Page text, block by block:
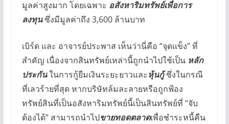
มูลค่าสูงมาก โดยเฉพาะ อสังหาริมทรัพย์เพื่อการ
ลงทุนซึ่งมีมูลค่าถึง 3,600 ล้านบาท
เบิร์ด และ อาจารย์ประพาส เห็นว่านี่คือ “จุดแข็ง” ที่
สำคัญ เนื่องจากสินทรัพย์เหล่านี้ถูกนำไปใช้เป็น หลัก
ประกันในการกู้ยืมเงินระยะยาวและหุ้นกู้ซึ่งในกรณี
ที่เลวร้ายที่สุด หากบริษัทล้มละลายหรือถูกฟ้อง
ทรัพย์สินที่เป็นอสังหาริมทรัพย์นี้เป็นสินทรัพย์ที่ “จับ
ต้องได้” สามารถนำไปขายทอดตลาดเพื่อชำระหนี้คืน